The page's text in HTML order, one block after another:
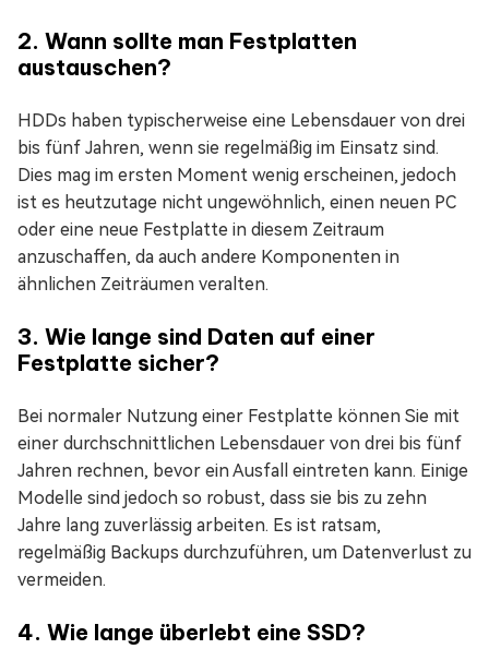
2. Wann sollte man Festplatten
austauschen?
HDDs haben typischerweise eine Lebensdauer von drei
bis fünf Jahren, wenn sie regelmäßig im Einsatz sind.
Dies mag im ersten Moment wenig erscheinen, jedoch
ist es heutzutage nicht ungewöhnlich, einen neuen PC
oder eine neue Festplatte in diesem Zeitraum
anzuschaffen, da auch andere Komponenten in
ähnlichen Zeiträumen veralten.
3. Wie lange sind Daten auf einer
Festplatte sicher?
Bei normaler Nutzung einer Festplatte können Sie mit
einer durchschnittlichen Lebensdauer von drei bis fünf
Jahren rechnen, bevor ein Ausfall eintreten kann. Einige
Modelle sind jedoch so robust, dass sie bis zu zehn
Jahre lang zuverlässig arbeiten. Es ist ratsam,
regelmäßig Backups durchzuführen, um Datenverlust zu
vermeiden.
4. Wie lange überlebt eine SSD?